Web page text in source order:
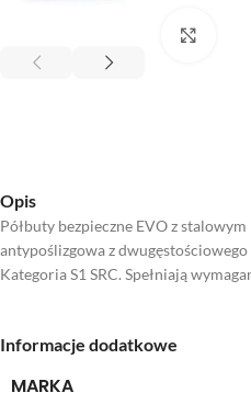
Opis
Półbuty bezpieczne EVO z
antypoślizgowa z
Kategoria S1 SRC. Spełniają
Informacje dodatkowe
MARKA